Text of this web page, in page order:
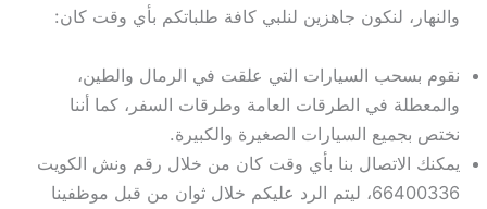
والنهار، لنكون جاهزين لنلبي كافة طلباتكم بأي وقت كان:
نقوم بسحب السيارات التي علقت في الرمال والطين،
والمعطلة في الطرقات العامة وطرقات السفر، كما أننا
نختص بجميع السيارات الصغيرة والكبيرة.
يمكنك الاتصال بنا بأي وقت كان من خلال رقم ونش الكويت
66400336، ليتم الرد عليكم خلال ثوان من قبل موظفينا